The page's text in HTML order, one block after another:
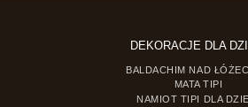
DEKORACJE DLA
BALDACHIM NAD
MATA TIPI
NAMIOT TIPI DLA